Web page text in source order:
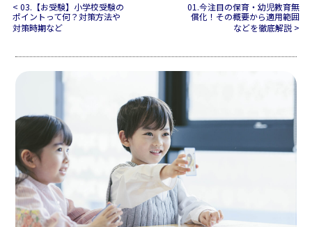
< 03.【お受験】小学校受験の
ポイントって何？対策方法や
対策時期など
01.今注目の保育・幼児教育無
償化！その概要から適用範囲
などを徹底解説 >